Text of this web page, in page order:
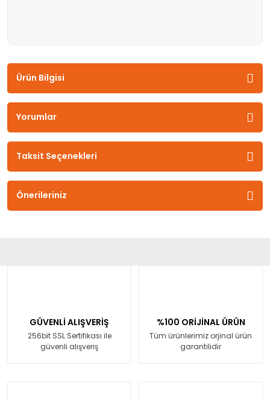
Ürün Bilgisi
Yorumlar
Taksit Seçenekleri
Önerileriniz
GÜVENLİ ALIŞVERİŞ
256bit SSL Sertifikası ile
güvenli alışveriş
%100 ORİJİNAL ÜRÜN
Tüm ürünlerimiz orjinal ürün
garantilidir